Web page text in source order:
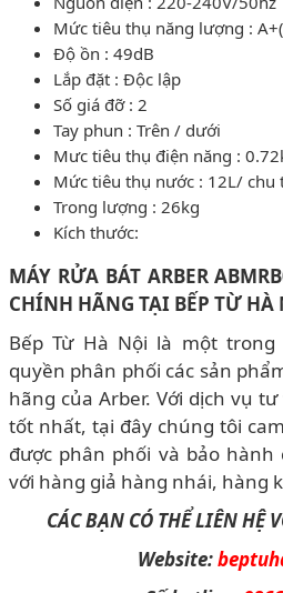
Mức tiêu thụ năng lượng :
Độ ồn : 49dB
Lắp đặt : Độc lập
Số giá đỡ : 2
Tay phun : Trên / dưới
Mưc tiêu thụ điện năng :
Mức tiêu thụ nước : 12L/ chu
Trong lượng : 26kg
Kích thước:
MÁY RỬA BÁT ARBER
CHÍNH HÃNG TẠI BẾP TỪ HÀ
Bếp Từ Hà Nội là một
quyền phân phối các sản
hãng của Arber. Với dịch vụ
tốt nhất, tại đây chúng tôi
được phân phối và bảo
với hàng giả hàng nhái, hàng
CÁC BẠN CÓ THỂ LIÊN HỆ
Website: